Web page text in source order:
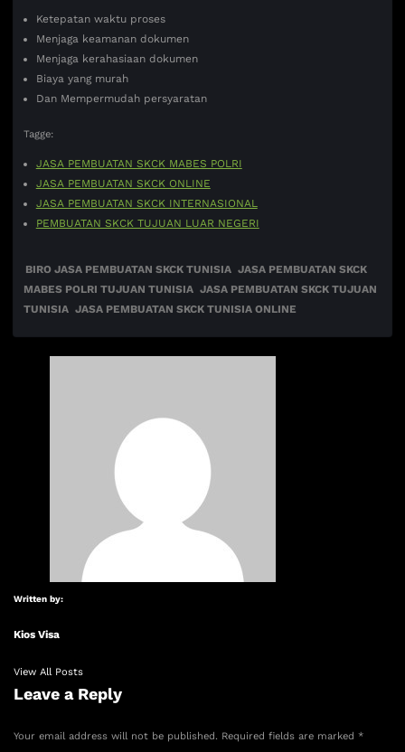
Ketepatan waktu proses
Menjaga keamanan dokumen
Menjaga kerahasiaan dokumen
Biaya yang murah
Dan Mempermudah persyaratan
Tagge:
JASA PEMBUATAN SKCK MABES POLRI
JASA PEMBUATAN SKCK ONLINE
JASA PEMBUATAN SKCK INTERNASIONAL
PEMBUATAN SKCK TUJUAN LUAR NEGERI
BIRO JASA PEMBUATAN SKCK TUNISIA JASA PEMBUATAN SKCK
MABES POLRI TUJUAN TUNISIA JASA PEMBUATAN SKCK TUJUAN
TUNISIA JASA PEMBUATAN SKCK TUNISIA ONLINE
Written by:
Kios Visa
View All Posts
Leave a Reply
Your email address will not be published. Required fields are marked *